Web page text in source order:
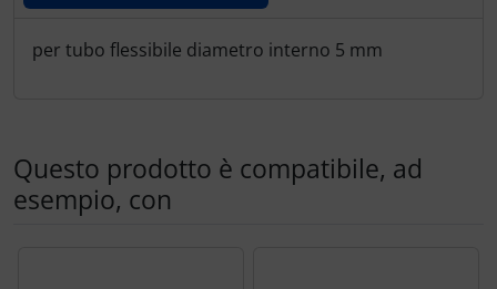
Descrizione del prodotto
per tubo flessibile diametro interno 5 mm
Questo prodotto è compatibile, ad
esempio, con
Mappe di rilievo 3D